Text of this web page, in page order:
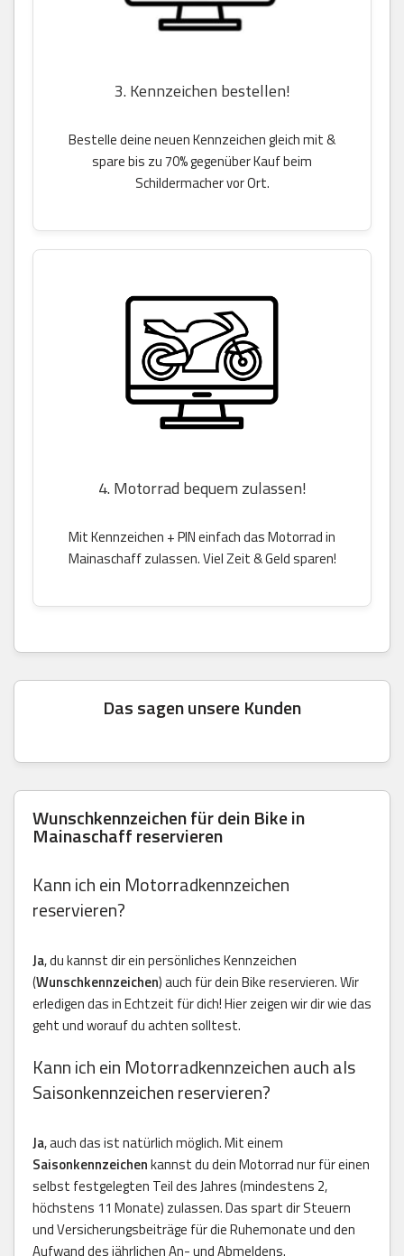
3. Kennzeichen bestellen!
Bestelle deine neuen Kennzeichen gleich mit &
spare bis zu 70% gegenüber Kauf beim
Schildermacher vor Ort.
4. Motorrad bequem zulassen!
Mit Kennzeichen + PIN einfach das Motorrad in
Mainaschaff zulassen. Viel Zeit & Geld sparen!
Das sagen unsere Kunden
Wunschkennzeichen für dein Bike in
Mainaschaff reservieren
Kann ich ein Motorradkennzeichen
reservieren?
Ja, du kannst dir ein persönliches Kennzeichen
(Wunschkennzeichen) auch für dein Bike reservieren. Wir
erledigen das in Echtzeit für dich! Hier zeigen wir dir wie das
geht und worauf du achten solltest.
Kann ich ein Motorradkennzeichen auch als
Saisonkennzeichen reservieren?
Ja, auch das ist natürlich möglich. Mit einem
Saisonkennzeichenkannst du dein Motorrad nur für einen
selbst festgelegten Teil des Jahres (mindestens 2,
höchstens 11 Monate) zulassen. Das spart dir Steuern
und Versicherungsbeiträge für die Ruhemonate und den
Aufwand des jährlichen An- und Abmeldens.